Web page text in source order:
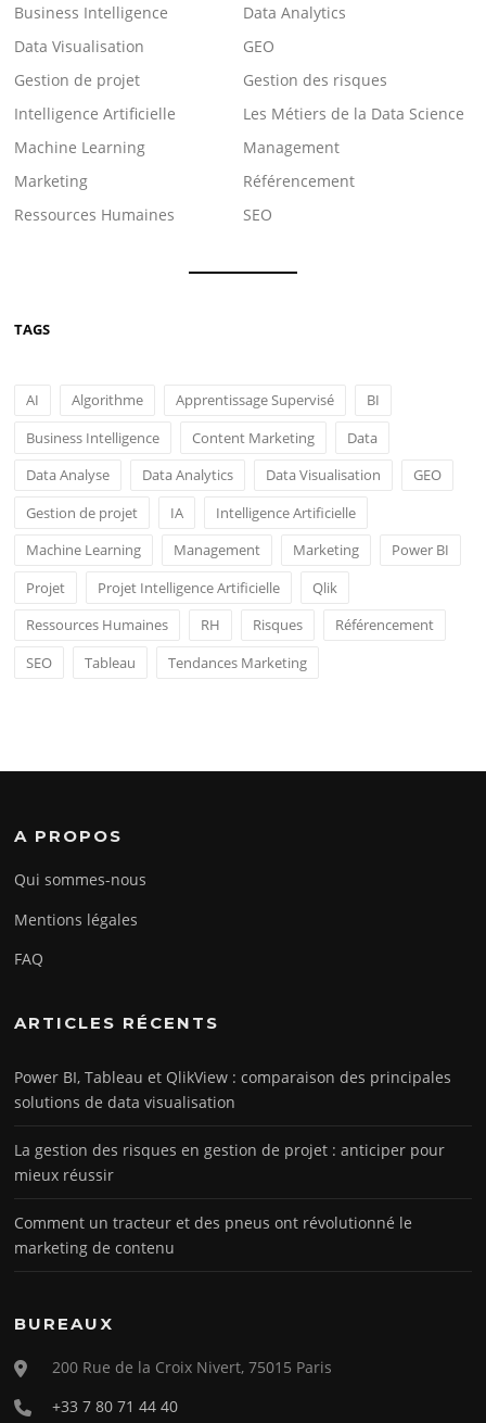
Business Intelligence
Data Analytics
Data Visualisation
GEO
Gestion de projet
Gestion des risques
Intelligence Artificielle
Les Métiers de la Data Science
Machine Learning
Management
Marketing
Référencement
Ressources Humaines
SEO
TAGS
AI Algorithme Apprentissage Supervisé
BI
Business Intelligence
Content Marketing
Data
Data Analyse
Data Analytics Data Visualisation
GEO
Gestion de projet
IA
Intelligence Artificielle
Machine Learning
Management Marketing
Power BI
Projet
Projet Intelligence Artificielle
Qlik
Ressources Humaines
RH Risques
Référencement
SEO
Tableau Tendances Marketing
A PROPOS
Qui sommes-nous
Mentions légales
FAQ
ARTICLES RÉCENTS
Power BI, Tableau et QlikView : comparaison des principales
solutions de data visualisation
La gestion des risques en gestion de projet : anticiper pour
mieux réussir
Comment un tracteur et des pneus ont révolutionné le
marketing de contenu
BUREAUX
200 Rue de la Croix Nivert, 75015 Paris
+33 7 80 71 44 40